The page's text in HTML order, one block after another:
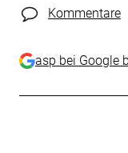
Kommentare
asp bei Google